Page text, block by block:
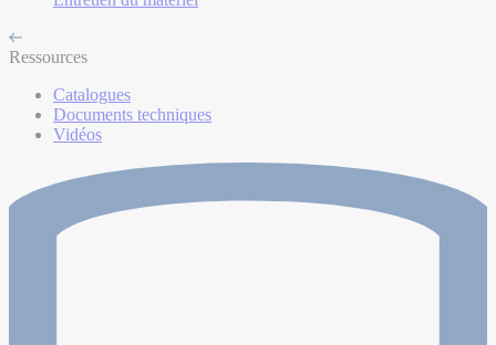
Ressources
Catalogues
Documents techniques
Vidéos